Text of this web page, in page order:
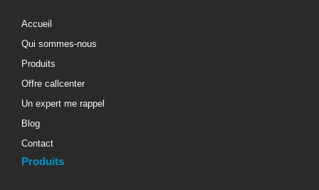
Accueil
Qui sommes-nous
Produits
Offre callcenter
Un expert me rappel
Blog
Contact
Produits